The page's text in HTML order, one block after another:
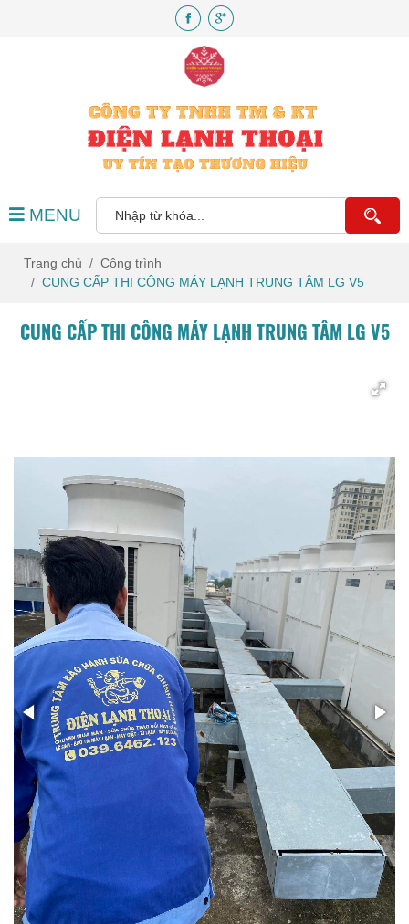
MENU
Trang chủ
Công trình
CUNG CẤP THI CÔNG MÁY LẠNH TRUNG TÂM LG V5
CUNG CẤP THI CÔNG MÁY LẠNH TRUNG TÂM LG V5